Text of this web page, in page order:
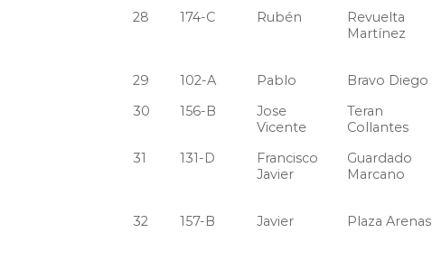
28 174-C Rubén
Revuelta
Martínez
29 102-A Pablo Bravo Diego
30
156-B
Jose
Vicente
Teran
Collantes
31 131-D
Francisco
Javier
Guardado
Marcano
32 157-B Javier Plaza Arenas